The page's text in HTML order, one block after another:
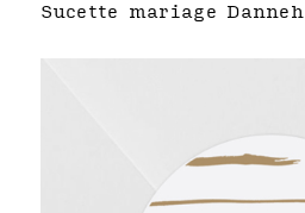
Sucette mariage Danneh